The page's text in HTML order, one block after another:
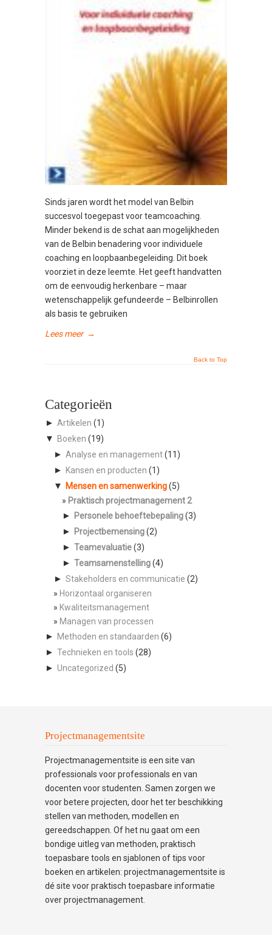
Sinds jaren wordt het model van Belbin
succesvol toegepast voor teamcoaching.
Minder bekend is de schat aan mogelijkheden
van de Belbin benadering voor individuele
coaching en loopbaanbegeleiding. Dit boek
voorziet in deze leemte. Het geeft handvatten
om de eenvoudig herkenbare – maar
wetenschappelijk gefundeerde – Belbinrollen
als basis te gebruiken
Lees meer →
Back to Top
Categorieën
► Artikelen (1)
▼ Boeken (19)
► Analyse en management(11)
► Kansen en producten (1)
▼ Mensen en samenwerking(5)
Praktisch projectmanagement 2
► Personele behoeftebepaling(3)
► Projectbemensing(2)
► Teamevaluatie(3)
► Teamsamenstelling(4)
► Stakeholders en communicatie (2)
Horizontaal organiseren
Kwaliteitsmanagement
Managen van processen
► Methoden en standaarden (6)
► Technieken en tools (28)
► Uncategorized (5)
Projectmanagementsite
Projectmanagementsite is een site van
professionals voor professionals en van
docenten voor studenten. Samen zorgen we
voor betere projecten, door het ter beschikking
stellen van methoden, modellen en
gereedschappen. Of het nu gaat om een
bondige uitleg van methoden, praktisch
toepasbare tools en sjablonen of tips voor
boeken en artikelen: projectmanagementsite is
dé site voor praktisch toepasbare informatie
over projectmanagement.